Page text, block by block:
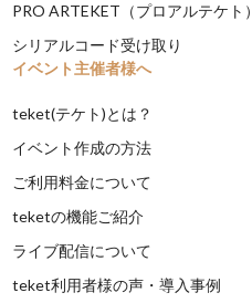
PRO ARTEKET（プロアルテケト）
シリアルコード受け取り
イベント主催者様へ
teket(テケト)とは？
イベント作成の方法
ご利用料金について
teketの機能ご紹介
ライブ配信について
teket利用者様の声・導入事例